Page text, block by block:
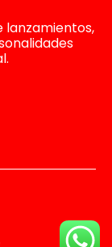
lanzamientos,